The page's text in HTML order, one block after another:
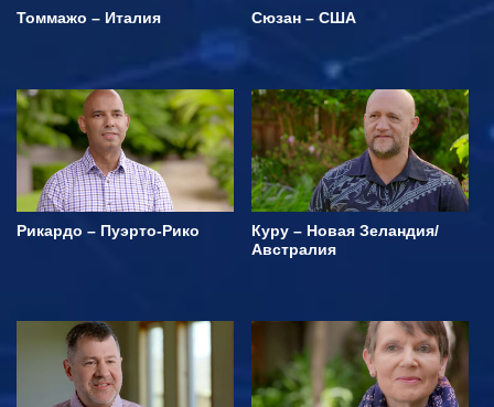
Томмажо – Италия Сюзан – США
Рикардо – Пуэрто-Рико
Куру – Новая Зеландия/
Австралия